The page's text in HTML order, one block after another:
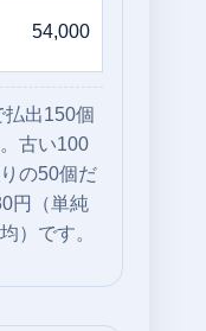
54,000
出150個
古い100
の50個だ
円（単純
）です。